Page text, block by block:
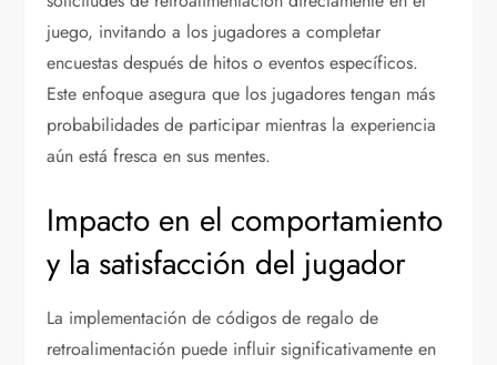
juego, invitando a los jugadores a completar
encuestas después de hitos o eventos específicos.
Este enfoque asegura que los jugadores tengan más
probabilidades de participar mientras la experiencia
aún está fresca en sus mentes.
Impacto en el comportamiento
y la satisfacción del jugador
La implementación de códigos de regalo de
retroalimentación puede influir significativamente en